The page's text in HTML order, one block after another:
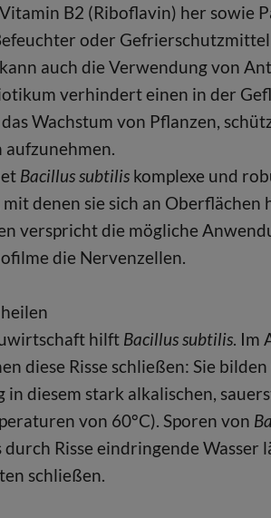
Vitamin B2 (Riboflavin) her sowie
oder
kann auch die Verwendung von
verhindert einen in der
Wachstum von Pflanzen,
aufzunehmen.
Bacillus subtilis komplexe und
denen sie sich an
verspricht die mögliche
die Nervenzellen.
hilft Bacillus subtilis. Im
diese Risse schließen: Sie
in diesem stark alkalischen,
von 60°C). Sporen von
durch Risse eindringende
schließen.